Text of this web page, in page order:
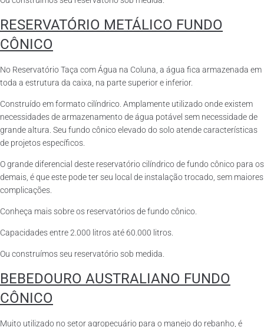
RESERVATÓRIO METÁLICO FUNDO
CÔNICO
No Reservatório Taça com Água na Coluna, a água fica armazenada em
toda a estrutura da caixa, na parte superior e inferior.
Construído em formato cilíndrico. Amplamente utilizado onde existem
necessidades de armazenamento de água potável sem necessidade de
grande altura. Seu fundo cônico elevado do solo atende características
de projetos específicos.
O grande diferencial deste reservatório cilíndrico de fundo cônico para os
demais, é que este pode ter seu local de instalação trocado, sem maiores
complicações.
Conheça mais sobre os reservatórios de fundo cônico.
Capacidades entre 2.000 litros até 60.000 litros.
Ou construímos seu reservatório sob medida.
BEBEDOURO AUSTRALIANO FUNDO
CÔNICO
Muito utilizado no setor agropecuário para o manejo do rebanho, é